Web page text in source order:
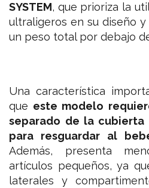
SYSTEM, que prioriza la
ultraligeros en su diseño
un peso total por debajo
Una característica
que este modelo
separado de la
para resguardar al
Además, presenta
artículos pequeños, ya
laterales y